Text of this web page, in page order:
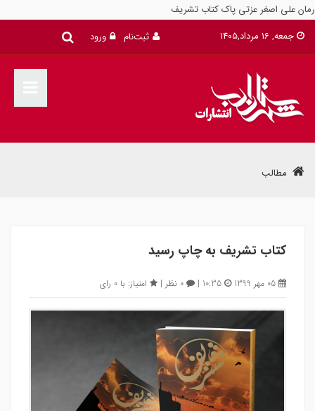
رمان علی اصغر عزتی پاک کتاب تشریف
جمعه, 16 مرداد,1405
ثبت‌نام ورود
مطالب
کتاب تشریف به چاپ رسید
امتیاز: با 0 رای